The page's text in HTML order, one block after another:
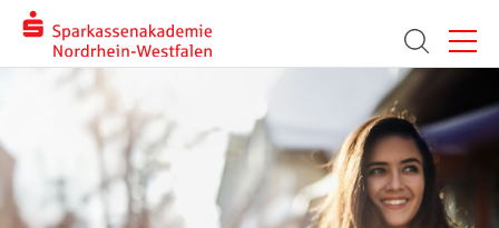
Menü
Suche